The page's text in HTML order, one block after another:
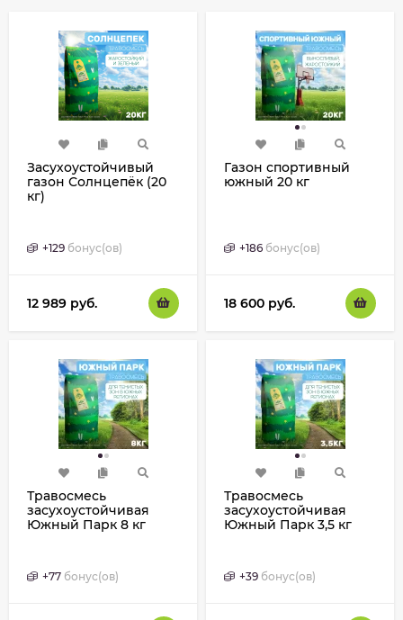
Засухоустойчивый
газон Солнцепёк (20
кг)
+129 бонус(ов)
12 989 руб.
Газон спортивный
южный 20 кг
+186 бонус(ов)
18 600 руб.
Травосмесь
засухоустойчивая
Южный Парк 8 кг
+77 бонус(ов)
Травосмесь
засухоустойчивая
Южный Парк 3,5 кг
+39 бонус(ов)